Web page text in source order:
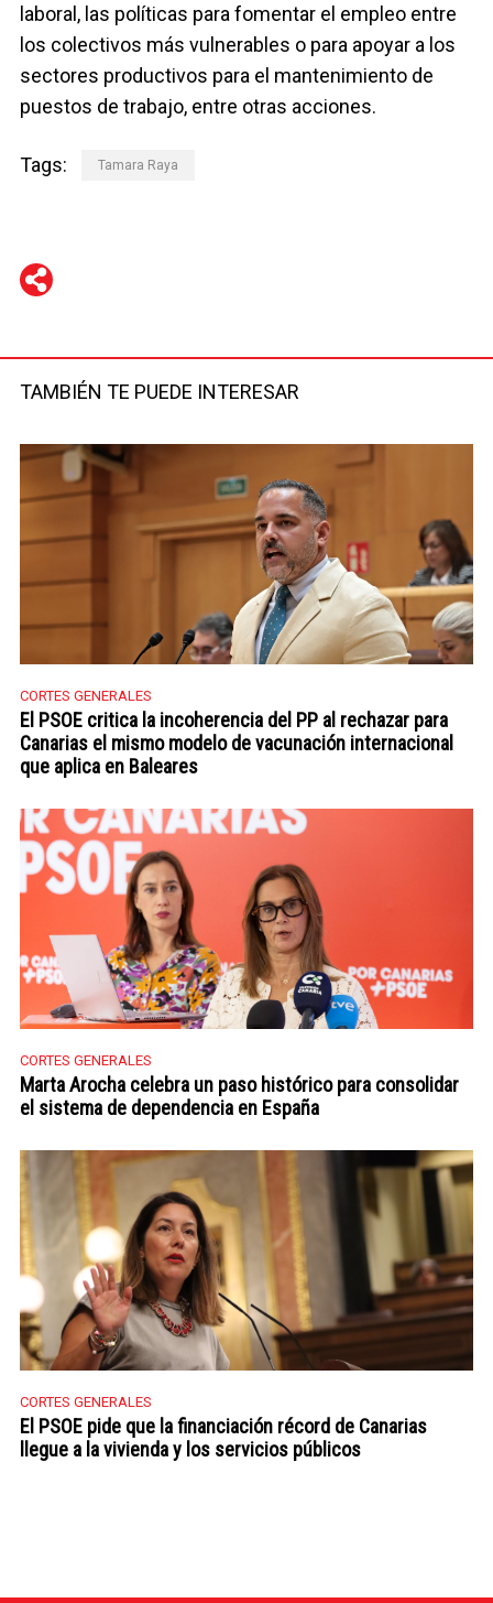
laboral, las políticas para fomentar el empleo entre
los colectivos más vulnerables o para apoyar a los
sectores productivos para el mantenimiento de
puestos de trabajo, entre otras acciones.
Tags: Tamara Raya
TAMBIÉN TE PUEDE INTERESAR
CORTES GENERALES
El PSOE critica la incoherencia del PP al rechazar para
Canarias el mismo modelo de vacunación internacional
que aplica en Baleares
CORTES GENERALES
Marta Arocha celebra un paso histórico para consolidar
el sistema de dependencia en España
CORTES GENERALES
El PSOE pide que la financiación récord de Canarias
llegue a la vivienda y los servicios públicos